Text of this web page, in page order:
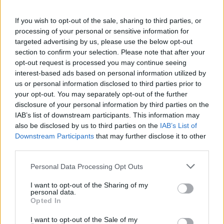
If you wish to opt-out of the sale, sharing to third parties, or
processing of your personal or sensitive information for
targeted advertising by us, please use the below opt-out
section to confirm your selection. Please note that after your
opt-out request is processed you may continue seeing
interest-based ads based on personal information utilized by
us or personal information disclosed to third parties prior to
your opt-out. You may separately opt-out of the further
disclosure of your personal information by third parties on the
IAB’s list of downstream participants. This information may
also be disclosed by us to third parties on the IAB’s List of
Downstream Participants that may further disclose it to other
Personal Data Processing Opt Outs
I want to opt-out of the Sharing of my
personal data.
Opted In
I want to opt-out of the Sale of my
στον απόηχο της πρότασης του αναπληρωτή υπουργού
Μεταφορών, Κωνσταντίνου Κυρανάκη, η οποία πάντως
δεν φαίνεται να «περπατάει».
Η έρευνα θα είναι διαρθρωμένη σε δύο ανεξάρτητες
πληθυσμιακές ομάδες: Σε 850 πολίτες από τον γενικό
πληθυσμό της Περιφέρειας Αττικής θα διενεργηθεί
μέσω τηλεφωνικών συνεντεύξεων και σε 650 τακτικούς
ή περιστασιακούς χρήστες των ΜΜΜ μέσω προσωπικών
συνεντεύξεων σε στάσεις και σταθμούς. Στον συνολικό
πληθυσμό των 1.500 ατόμων, συμπεριλαμβάνονται
άνδρες και γυναίκες άνω των 15 ετών σε
στοιχεία της ΕΛΣΤΑΤ του 2021.
Στο γενικό κοινό θα καταγραφεί η γνώμη των